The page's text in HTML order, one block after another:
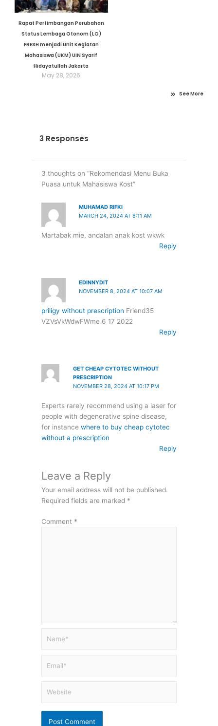
Rapat Pertimbangan Perubahan
Status Lembaga Otonom (LO)
FRESH menjadi Unit Kegiatan
Mahasiswa (UKM) UIN Syarif
Hidayatullah Jakarta
May 28, 2026
See More
3 Responses
3 thoughts on “Rekomendasi Menu Buka
Puasa untuk Mahasiswa Kost”
MUHAMAD RIFKI
MARCH 24, 2024 AT 8:11 AM
Martabak mie, andalan anak kost wkwk
Reply
EDINNYDIT
NOVEMBER 8, 2024 AT 10:07 AM
priligy without prescription Friend35
VZVsVkWdwFWme 6 17 2022
Reply
GET CHEAP CYTOTEC WITHOUT
PRESCRIPTION
NOVEMBER 28, 2024 AT 10:17 PM
Experts rarely recommend using a laser for
people with degenerative spine disease,
for instance where to buy cheap cytotec
without a prescription
Reply
Leave a Reply
Your email address will not be published.
Required fields are marked *
Comment *